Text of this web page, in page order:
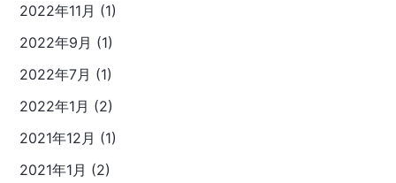
2022年11月 (1)
2022年9月 (1)
2022年7月 (1)
2022年1月 (2)
2021年12月 (1)
2021年1月 (2)